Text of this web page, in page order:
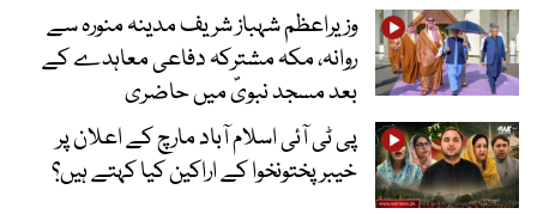
وزیراعظم شہباز شریف مدینہ منورہ سے
روانہ، مکہ مشترکہ دفاعی معاہدے کے
بعد مسجد نبویؐ میں حاضری
پی ٹی آئی اسلام آباد مارچ کے اعلان پر
خیبر پختونخوا کے اراکین کیا کہتے ہیں؟